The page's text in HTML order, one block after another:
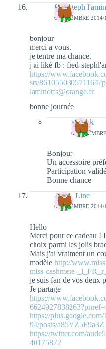
fred-steph
6 NOVEMBRE 2014/
bonjour
merci a vous.
je tentre ma chance.
j ai liké fb : fred-
https://
sts/
laminotfs@orange.fr
bonne journée
natieak
6
Bonjour
Un accessoire
Participation
Bonne chance
Aude_Line
6 NOVEMBRE 2014/
Hello
Merci pour ce cadeau !
choix parmi les jolis
Mais j'ai vraiment un
modèle http://
miss-cashmere-
je suis fan de vos deux
Je partage
https://
https://
94/posts/a85VZ5F9a3Z
https://twitter.com/
40175872